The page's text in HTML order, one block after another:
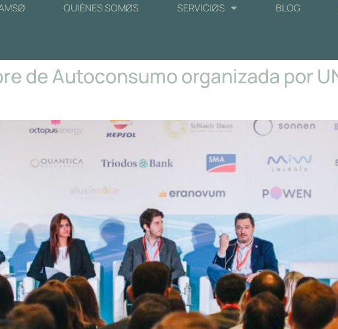
QUIÉNES SOMØS SERVICIØS BLOG
de Autoconsumo organizada por